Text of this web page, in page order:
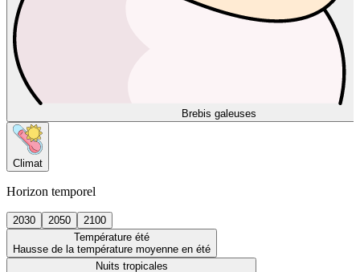
Brebis galeuses
Climat
Horizon temporel
2030 2050
2100
Température été
Hausse de la température moyenne en été
Nuits tropicales